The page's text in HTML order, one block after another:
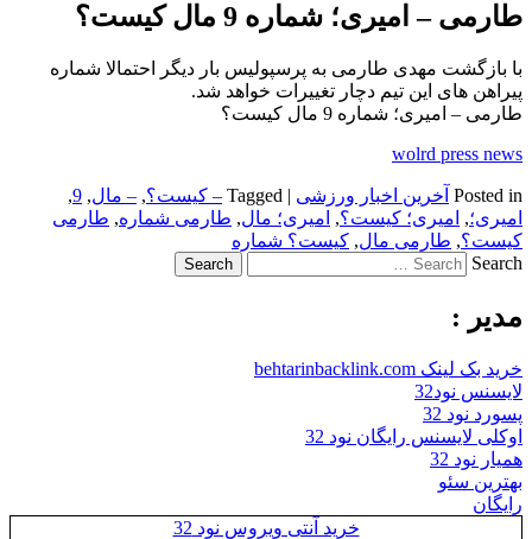
طارمی – امیری؛ شماره 9 مال کیست؟
با بازگشت مهدی طارمی به پرسپولیس بار دیگر احتمالا شماره
پیراهن های این تیم دچار تغییرات خواهد شد.
طارمی – امیری؛ شماره 9 مال کیست؟
wolrd press news
Posted in آخرین اخبار ورزشی |
Tagged – کیست؟, – مال,
9
,
امیری؛, امیری؛ کیست؟, امیری؛ مال, طارمی شماره, طارمی
کیست؟, طارمی مال, کیست؟ شماره
Search
مدیر :
خرید بک لینک behtarinbacklink.com
لایسنس نود32
پسورد نود 32
اوکلی لایسنس رایگان نود 32
همیار نود 32
بهترین سئو
رایگان
خرید آنتی ویروس نود 32